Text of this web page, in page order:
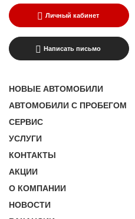
Личный кабинет
Написать письмо
НОВЫЕ АВТОМОБИЛИ
АВТОМОБИЛИ С ПРОБЕГОМ
СЕРВИС
УСЛУГИ
КОНТАКТЫ
АКЦИИ
О КОМПАНИИ
НОВОСТИ